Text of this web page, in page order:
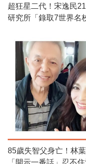
超狂星二代！宋逸民
研究所「錄取7世界名
85歲失智父身亡！林
「開示一番話」忍不